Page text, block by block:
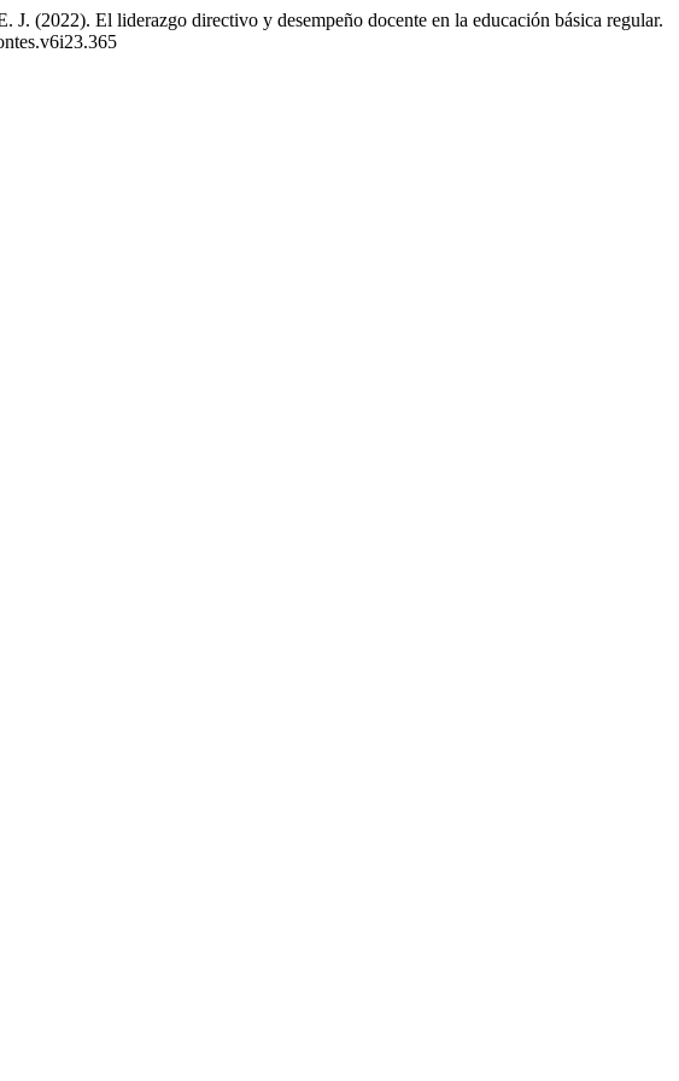
(2022). El liderazgo directivo y desempeño docente en la educación básica regular.